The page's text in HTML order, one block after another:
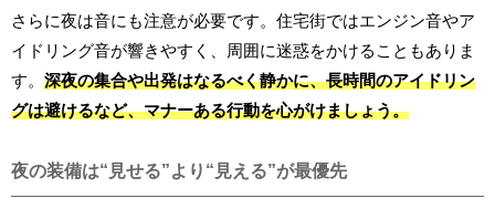
さらに夜は音にも注意が必要です。住宅街ではエンジン音やア
イドリング音が響きやすく、周囲に迷惑をかけることもありま
す。 深夜の集合や出発はなるべく静かに、長時間のアイドリン
グは避けるなど、マナーある行動を心がけましょう。
夜の装備は“見せる”より“見える”が最優先